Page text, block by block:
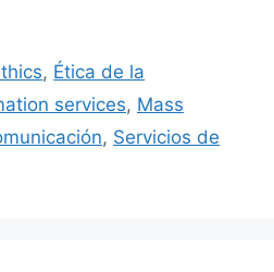
e
dI
n
p
ar
tir
, Ética de la
services, Mass
, Servicios de